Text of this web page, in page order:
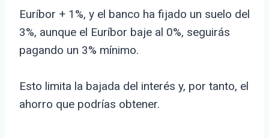
Euríbor + 1%, y el banco ha fijado un suelo del
3%, aunque el Euríbor baje al 0%, seguirás
pagando un 3% mínimo.
Esto limita la bajada del interés y, por tanto, el
ahorro que podrías obtener.